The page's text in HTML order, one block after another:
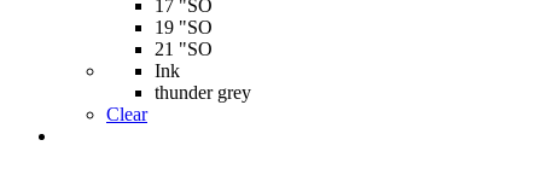
17 "SO
19 "SO
21 "SO
Ink
thunder grey
Clear